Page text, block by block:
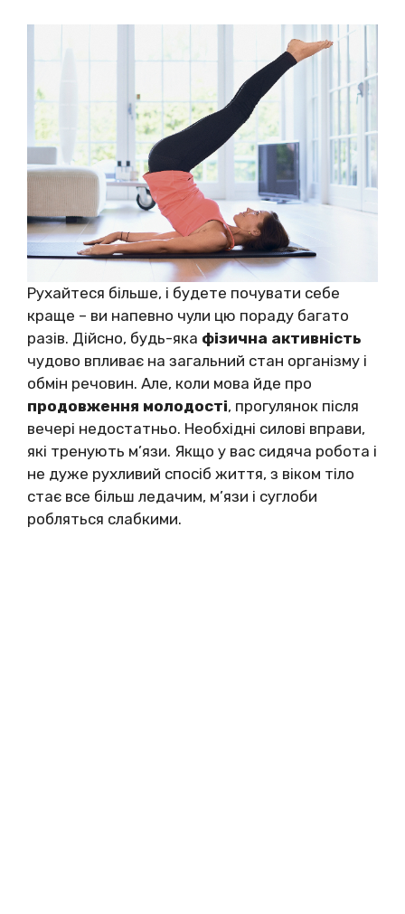
Рухайтеся більше, і будете почувати себе
краще – ви напевно чули цю пораду багато
разів. Дійсно, будь-яка фізична активність
чудово впливає на загальний стан організму і
обмін речовин. Але, коли мова йде про
продовження молодості, прогулянок після
вечері недостатньо. Необхідні силові вправи,
які тренують м’язи. Якщо у вас сидяча робота і
не дуже рухливий спосіб життя, з віком тіло
стає все більш ледачим, м’язи і суглоби
робляться слабкими.